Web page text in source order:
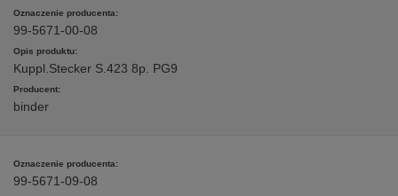
99-5671-00-08
Kuppl.Stecker S.423 8p. PG9
binder
99-5671-09-08